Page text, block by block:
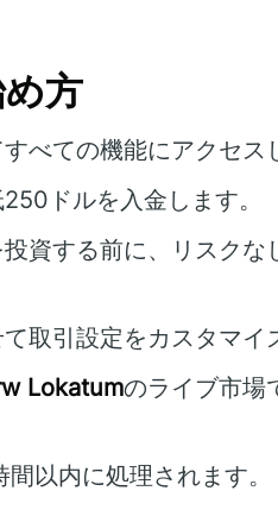
方
べての機能にアクセス
ドルを入金します。
資する前に、リスクな
取引設定をカスタマイ
Lokatumのライブ市場
以内に処理されます。